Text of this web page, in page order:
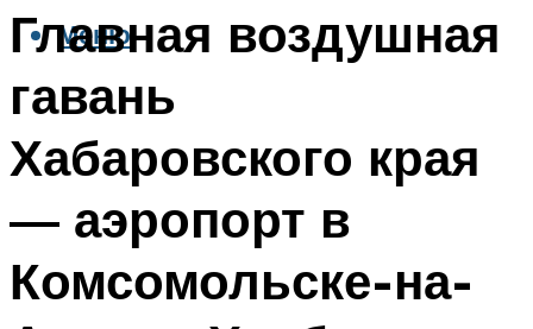
Меню
Главная воздушная
гавань
Хабаровского края
— аэропорт в
Комсомольске-на-